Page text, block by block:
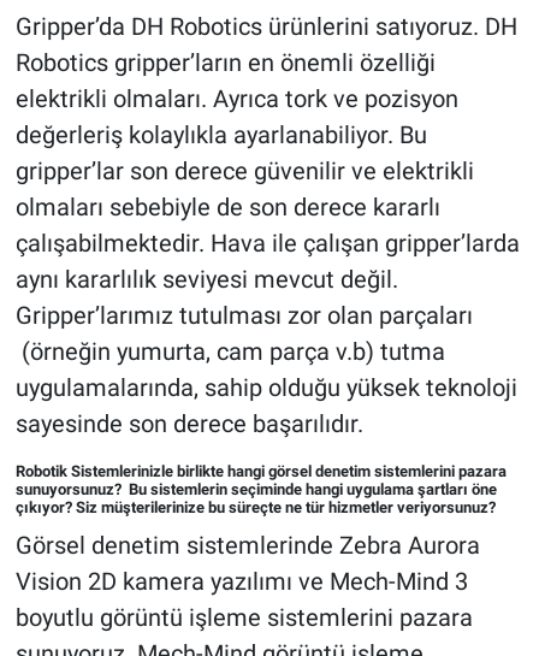
Gripper’da DH Robotics ürünlerini satıyoruz. DH
Robotics gripper’ların en önemli özelliği
elektrikli olmaları. Ayrıca tork ve pozisyon
değerleriş kolaylıkla ayarlanabiliyor. Bu
gripper’lar son derece güvenilir ve elektrikli
olmaları sebebiyle de son derece kararlı
çalışabilmektedir. Hava ile çalışan gripper’larda
aynı kararlılık seviyesi mevcut değil.
Gripper’larımız tutulması zor olan parçaları
(örneğin yumurta, cam parça v.b) tutma
uygulamalarında, sahip olduğu yüksek teknoloji
sayesinde son derece başarılıdır.
Robotik Sistemlerinizle birlikte hangi görsel denetim sistemlerini pazara
sunuyorsunuz? Bu sistemlerin seçiminde hangi uygulama şartları öne
çıkıyor? Siz müşterilerinize bu süreçte ne tür hizmetler veriyorsunuz?
Görsel denetim sistemlerinde Zebra Aurora
Vision 2D kamera yazılımı ve Mech-Mind 3
boyutlu görüntü işleme sistemlerini pazara